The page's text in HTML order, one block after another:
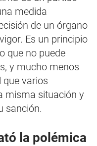
medida
de un órgano
Es un principio
que no puede
y mucho menos
que varios
misma situación y
sanción.
la polémica